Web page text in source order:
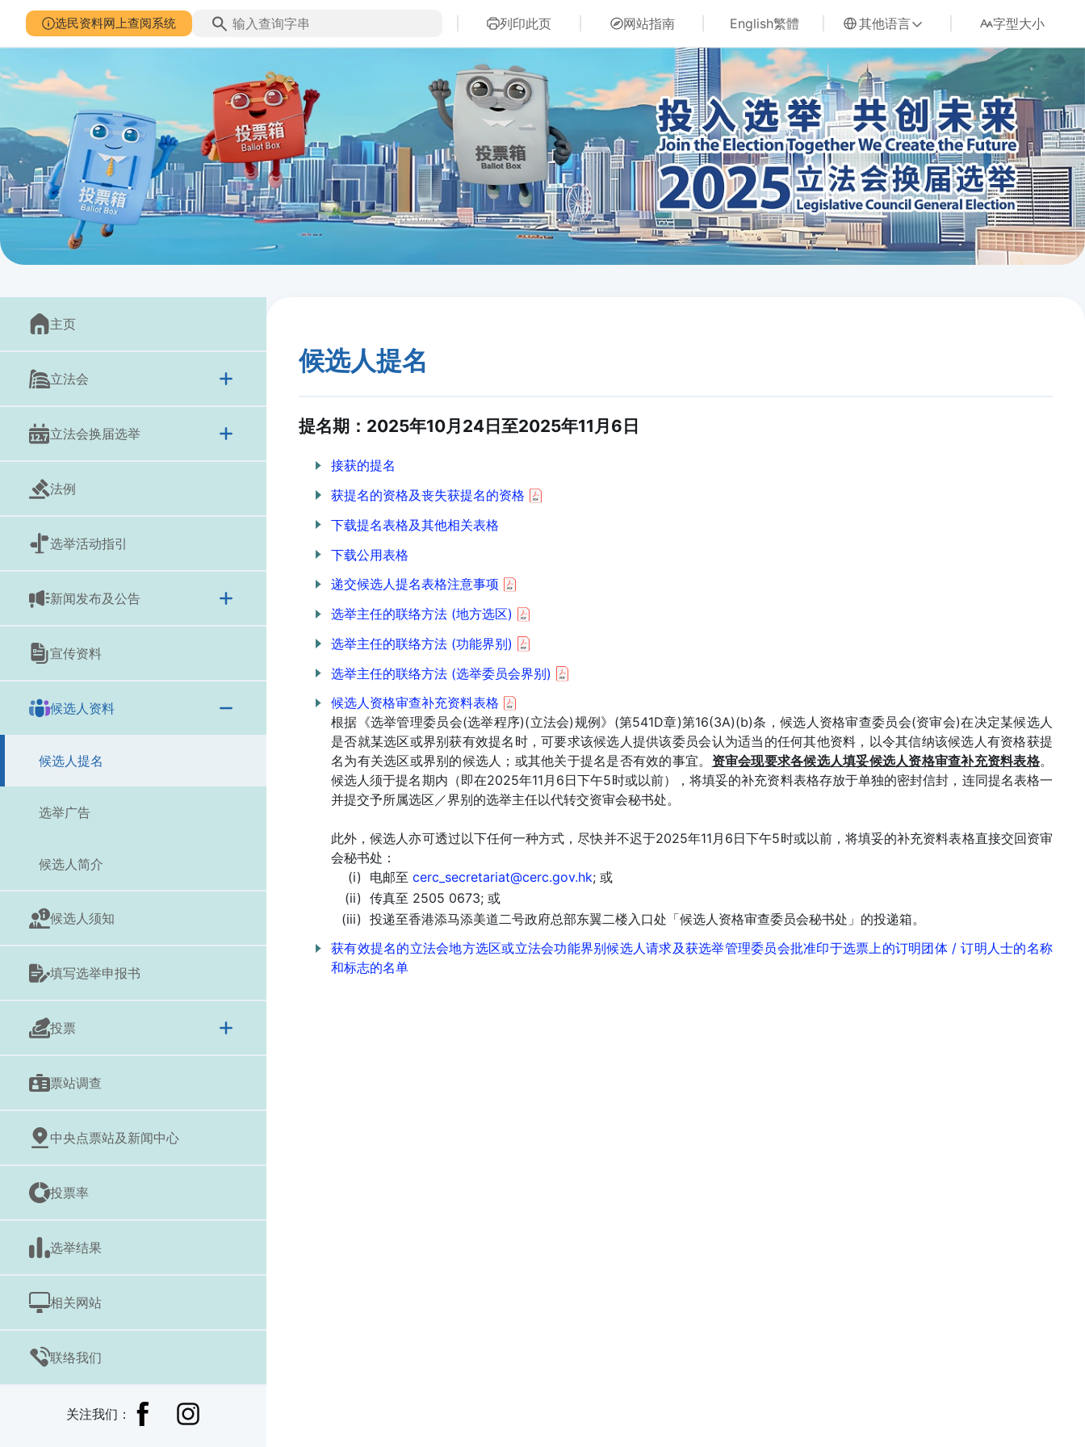
选民资料网上查阅系统 列印此页 网站指南 English繁體 其他语言 字型大小
主页
立法会
立法会换届选举
法例
选举活动指引
新闻发布及公告
宣传资料
候选人资料
候选人提名
选举广告
候选人简介
候选人须知
填写选举申报书
投票
票站调查
中央点票站及新闻中心
投票率
选举结果
相关网站
联络我们
关注我们：
候选人提名
提名期：2025年10月24日至2025年11月6日
接获的提名
获提名的资格及丧失获提名的资格
下载提名表格及其他相关表格
下载公用表格
递交候选人提名表格注意事项
选举主任的联络方法 (地方选区)
选举主任的联络方法 (功能界别)
选举主任的联络方法 (选举委员会界别)
候选人资格审查补充资料表格
根据《选举管理委员会(选举程序)(立法会)规例》(第541D章)第16(3A)(b)条，候选人资格审查委员会(资审会)在决定某候选人
是否就某选区或界别获有效提名时，可要求该候选人提供该委员会认为适当的任何其他资料，以令其信纳该候选人有资格获提
名为有关选区或界别的候选人；或其他关于提名是否有效的事宜。 资审会现要求各候选人填妥候选人资格审查补充资料表格。
候选人须于提名期内（即在2025年11月6日下午5时或以前），将填妥的补充资料表格存放于单独的密封信封，连同提名表格一
并提交予所属选区／界别的选举主任以代转交资审会秘书处。
此外，候选人亦可透过以下任何一种方式，尽快并不迟于2025年11月6日下午5时或以前，将填妥的补充资料表格直接交回资审
会秘书处：
电邮至 cerc_secretariat@cerc.gov.hk; 或
传真至 2505 0673; 或
投递至香港添马添美道二号政府总部东翼二楼入口处「候选人资格审查委员会秘书处」的投递箱。
获有效提名的立法会地方选区或立法会功能界别候选人请求及获选举管理委员会批准印于选票上的订明团体 / 订明人士的名称
和标志的名单